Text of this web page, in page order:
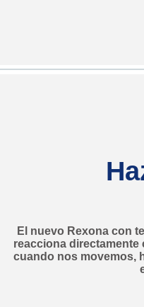
El nuevo Rexona con
reacciona directamente
cuando nos movemos,